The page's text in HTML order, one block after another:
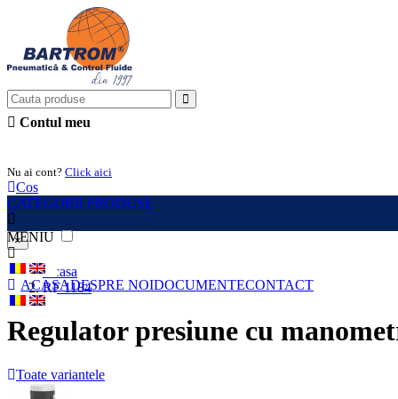
Contul meu
Nu ai cont? Click aici
Cos
CATEGORII PRODUSE
MENIU
ACASADESPRE NOIDOCUMENTECONTACT
×
Acasa
RF 1184
Regulator presiune cu
Toate variantele